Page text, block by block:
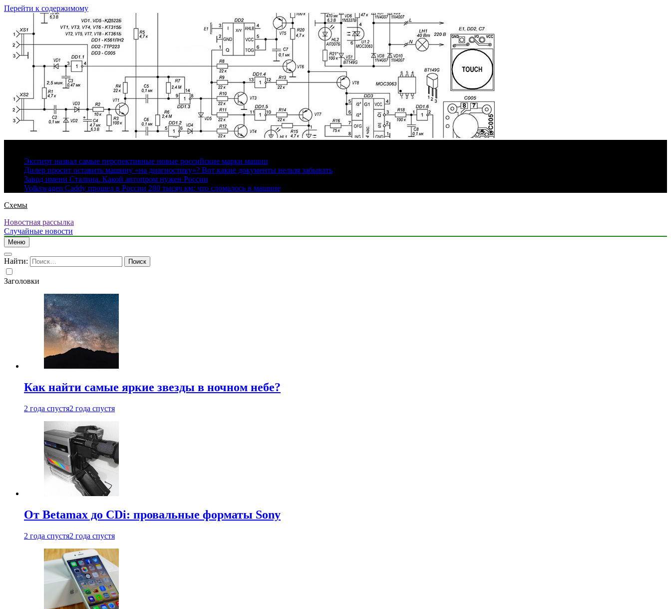
Перейти к содержимому
Эксперт назвал самые перспективные новые российские марки машин
Дилер просит оставить машину «на диагностику»? Вот какие документы нельзя забывать
Завод имени Сталина. Какой автопром нужен России
Volkswagen Caddy прошел в России 280 тысяч км: что сломалось в машине
Схемы
Новостная рассылка
Случайные новости
Меню
Найти:
Заголовки
Как найти самые яркие звезды в ночном небе?
2 года спустя2 года спустя
От Betamax до CDi: провальные форматы Sony
2 года спустя2 года спустя